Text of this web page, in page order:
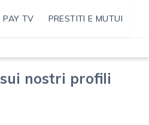
PAY TV PRESTITI E MUTUI
nostri profili